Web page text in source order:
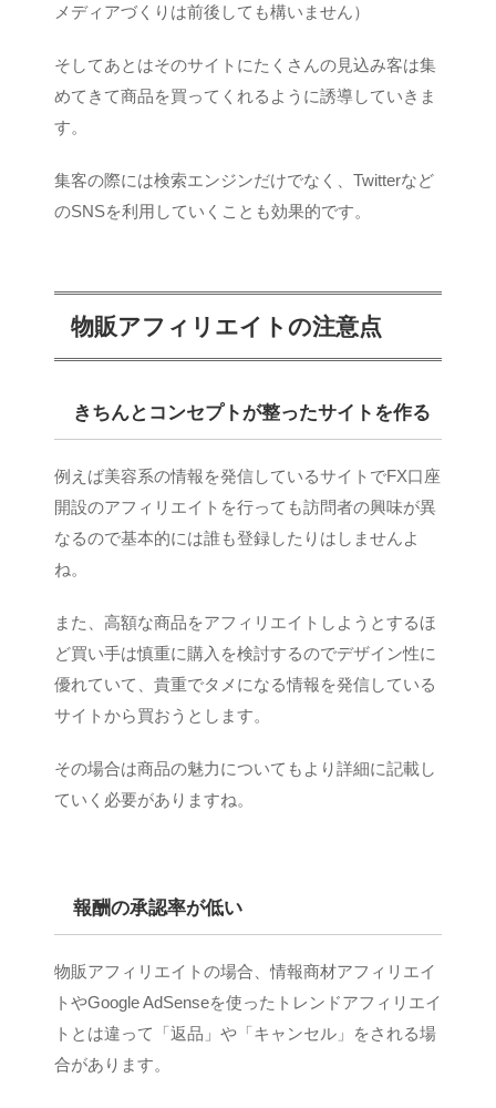
メディアづくりは前後しても構いません）
そしてあとはそのサイトにたくさんの見込み客は集
めてきて商品を買ってくれるように誘導していきま
す。
集客の際には検索エンジンだけでなく、Twitterなど
のSNSを利用していくことも効果的です。
物販アフィリエイトの注意点
きちんとコンセプトが整ったサイトを作る
例えば美容系の情報を発信しているサイトでFX口座
開設のアフィリエイトを行っても訪問者の興味が異
なるので基本的には誰も登録したりはしませんよ
ね。
また、高額な商品をアフィリエイトしようとするほ
ど買い手は慎重に購入を検討するのでデザイン性に
優れていて、貴重でタメになる情報を発信している
サイトから買おうとします。
その場合は商品の魅力についてもより詳細に記載し
ていく必要がありますね。
報酬の承認率が低い
物販アフィリエイトの場合、情報商材アフィリエイ
トやGoogle AdSenseを使ったトレンドアフィリエイ
トとは違って「返品」や「キャンセル」をされる場
合があります。